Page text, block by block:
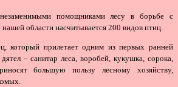
помощниками лесу в борьбе с
области насчитывается 200 видов птиц.
который прилетает одним из первых ранней
– санитар леса, воробей, кукушка, сорока,
большую пользу лесному хозяйству,